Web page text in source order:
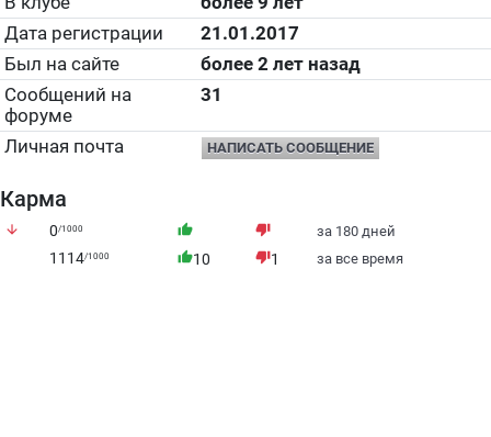
Дата регистрации
21.01.2017
Был на сайте
более 2 лет назад
Сообщений на
форуме
31
Личная почта НАПИСАТЬ СООБЩЕНИЕ
Карма
arrow_downward 0/1000 thumb_up thumb_down за 180 дней
1114/1000 thumb_up10 thumb_down1 за все время